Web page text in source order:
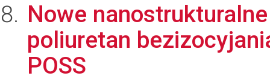
Nowe
poliuretan
POSS